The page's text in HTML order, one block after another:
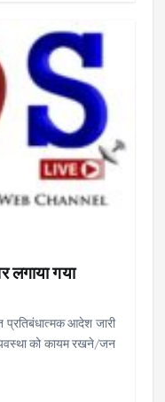
गया
प्रतिबंधात्मक आदेश जारी
को कायम रखने/जन